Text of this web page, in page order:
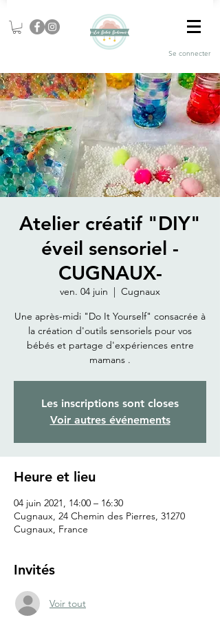
Se connecter
Atelier créatif "DIY"
éveil sensoriel -
CUGNAUX-
ven. 04 juin
  |
Cugnaux
Une après-midi "Do It Yourself" consacrée à
la création d'outils sensoriels pour vos
bébés et partage d'expériences entre
mamans .
Les inscriptions sont closes
Voir autres événements
Heure et lieu
04 juin 2021, 14:00 – 16:30
Cugnaux, 24 Chemin des Pierres, 31270
Cugnaux, France
Invités
Voir tout